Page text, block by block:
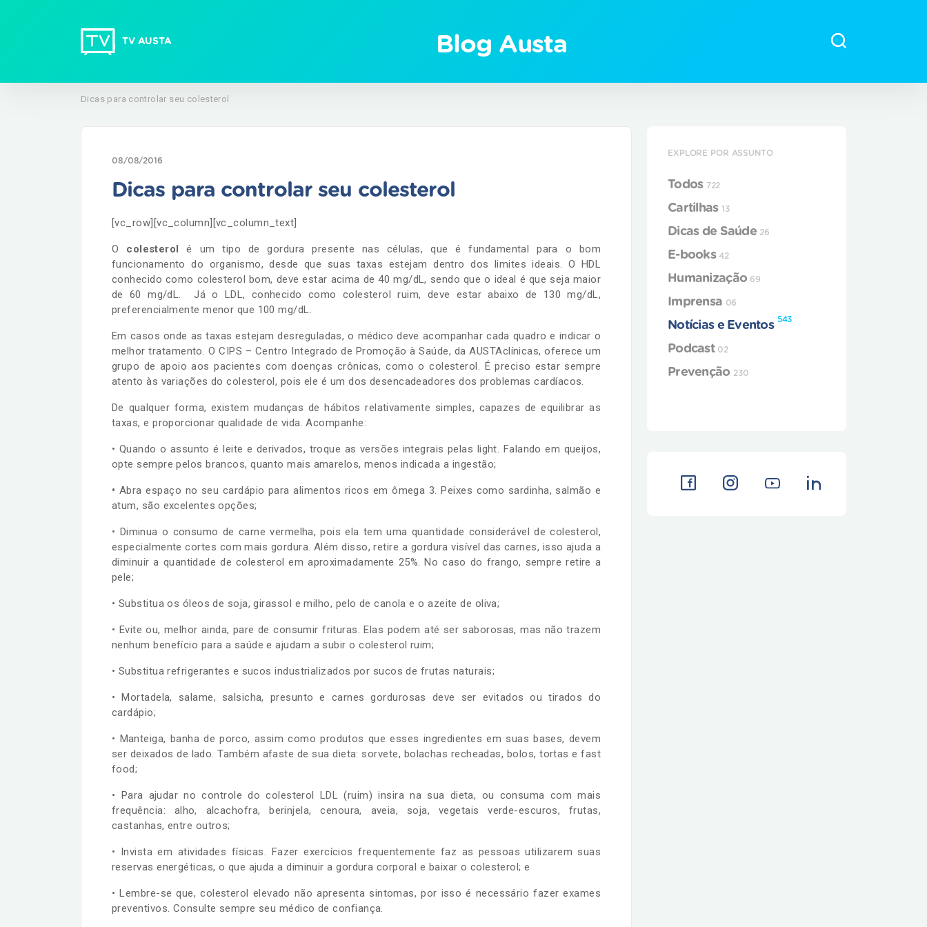
TV AUSTA Blog Austa
Dicas para controlar seu colesterol
08/08/2016
Dicas para controlar seu colesterol
[vc_row][vc_column][vc_column_text]
O colesterol é um tipo de gordura presente nas células, que é fundamental para o bom
funcionamento do organismo, desde que suas taxas estejam dentro dos limites ideais. O HDL
conhecido como colesterol bom, deve estar acima de 40 mg/dL, sendo que o ideal é que seja maior
de 60 mg/dL. Já o LDL, conhecido como colesterol ruim, deve estar abaixo de 130 mg/dL,
preferencialmente menor que 100 mg/dL.
Em casos onde as taxas estejam desreguladas, o médico deve acompanhar cada quadro e indicar o
melhor tratamento. O CIPS – Centro Integrado de Promoção à Saúde, da AUSTAclínicas, oferece um
grupo de apoio aos pacientes com doenças crônicas, como o colesterol. É preciso estar sempre
atento às variações do colesterol, pois ele é um dos desencadeadores dos problemas cardíacos.
De qualquer forma, existem mudanças de hábitos relativamente simples, capazes de equilibrar as
taxas, e proporcionar qualidade de vida. Acompanhe:
• Quando o assunto é leite e derivados, troque as versões integrais pelas light. Falando em queijos,
opte sempre pelos brancos, quanto mais amarelos, menos indicada a ingestão;
• Abra espaço no seu cardápio para alimentos ricos em ômega 3. Peixes como sardinha, salmão e
atum, são excelentes opções;
• Diminua o consumo de carne vermelha, pois ela tem uma quantidade considerável de colesterol,
especialmente cortes com mais gordura. Além disso, retire a gordura visível das carnes, isso ajuda a
diminuir a quantidade de colesterol em aproximadamente 25%. No caso do frango, sempre retire a
pele;
• Substitua os óleos de soja, girassol e milho, pelo de canola e o azeite de oliva;
• Evite ou, melhor ainda, pare de consumir frituras. Elas podem até ser saborosas, mas não trazem
nenhum benefício para a saúde e ajudam a subir o colesterol ruim;
• Substitua refrigerantes e sucos industrializados por sucos de frutas naturais;
• Mortadela, salame, salsicha, presunto e carnes gordurosas deve ser evitados ou tirados do
cardápio;
• Manteiga, banha de porco, assim como produtos que esses ingredientes em suas bases, devem
ser deixados de lado. Também afaste de sua dieta: sorvete, bolachas recheadas, bolos, tortas e fast
food;
• Para ajudar no controle do colesterol LDL (ruim) insira na sua dieta, ou consuma com mais
frequência: alho, alcachofra, berinjela, cenoura, aveia, soja, vegetais verde-escuros, frutas,
castanhas, entre outros;
• Invista em atividades físicas. Fazer exercícios frequentemente faz as pessoas utilizarem suas
reservas energéticas, o que ajuda a diminuir a gordura corporal e baixar o colesterol; e
• Lembre-se que, colesterol elevado não apresenta sintomas, por isso é necessário fazer exames
preventivos. Consulte sempre seu médico de confiança.
EXPLORE POR ASSUNTO
Todos 722
Cartilhas13
Dicas de Saúde 26
E-books 42
Humanização 69
Imprensa 06
Notícias e Eventos 543
Podcast 02
Prevenção 230